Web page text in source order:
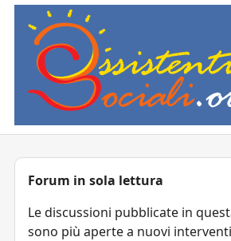
Forum in sola lettura
Le discussioni pubblicate in
sono più aperte a nuovi